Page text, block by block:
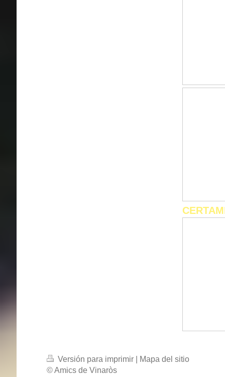
Versión para imprimir
Mapa del sitio
© Amics de Vinaròs